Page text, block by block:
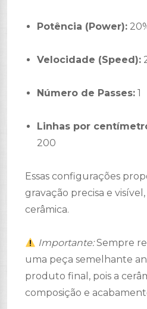
Potência (Power):
Velocidade (Speed):
Número de Passes: 1
Linhas por
200
Essas configurações
gravação precisa e
cerâmica.
Importante:Sempre
uma peça semelhante
produto final, pois a
composição e